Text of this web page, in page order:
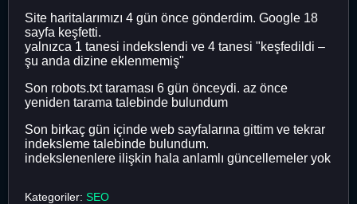
Site haritalarımızı 4 gün önce gönderdim. Google 18
sayfa keşfetti.
yalnızca 1 tanesi indekslendi ve 4 tanesi "keşfedildi –
şu anda dizine eklenmemiş"
Son robots.txt taraması 6 gün önceydi. az önce
yeniden tarama talebinde bulundum
Son birkaç gün içinde web sayfalarına gittim ve tekrar
indeksleme talebinde bulundum.
indekslenenlere ilişkin hala anlamlı güncellemeler yok
Kategoriler: SEO